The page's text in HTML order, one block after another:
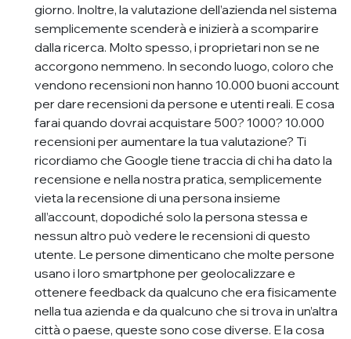
giorno. Inoltre, la valutazione dell’azienda nel sistema
semplicemente scenderà e inizierà a scomparire
dalla ricerca. Molto spesso, i proprietari non se ne
accorgono nemmeno. In secondo luogo, coloro che
vendono recensioni non hanno 10.000 buoni account
per dare recensioni da persone e utenti reali. E cosa
farai quando dovrai acquistare 500? 1000? 10.000
recensioni per aumentare la tua valutazione? Ti
ricordiamo che Google tiene traccia di chi ha dato la
recensione e nella nostra pratica, semplicemente
vieta la recensione di una persona insieme
all’account, dopodiché solo la persona stessa e
nessun altro può vedere le recensioni di questo
utente. Le persone dimenticano che molte persone
usano i loro smartphone per geolocalizzare e
ottenere feedback da qualcuno che era fisicamente
nella tua azienda e da qualcuno che si trova in un’altra
città o paese, queste sono cose diverse. E la cosa